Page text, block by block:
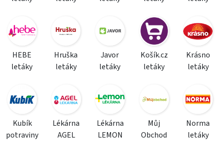
HEBE
letáky
Hruška
letáky
Javor
letáky
Košík.cz
letáky
Krásno
letáky
Kubík
potraviny
Lékárna
AGEL
Lékárna
LEMON
Můj
Obchod
Norma
letáky